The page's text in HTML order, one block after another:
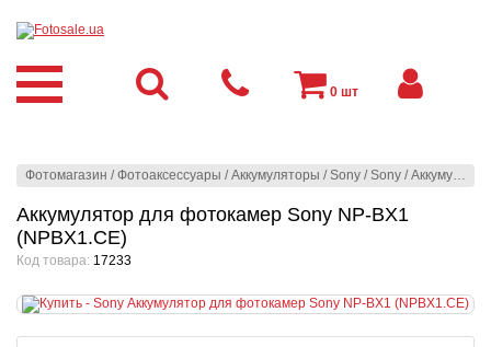
Фотомагазин /Фотоаксессуары /Аккумуляторы /Sony /Sony /Аккумулятор для фотокамер Sony NP-BX1 (NPBX1.CE)
Аккумулятор для фотокамер Sony NP-BX1
(NPBX1.CE)
Код товара: 17233
0 шт